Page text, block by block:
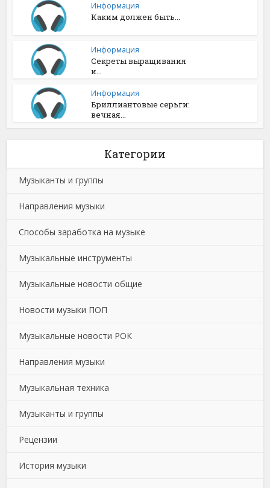
Информация
Каким должен быть...
Информация
Секреты выращивания
и...
Информация
Бриллиантовые серьги:
вечная...
Категории
Музыканты и группы
Направления музыки
Способы заработка на музыке
Музыкальные инструменты
Музыкальные новости общие
Новости музыки ПОП
Музыкальные новости РОК
Направления музыки
Музыкальная техника
Музыканты и группы
Рецензии
История музыки